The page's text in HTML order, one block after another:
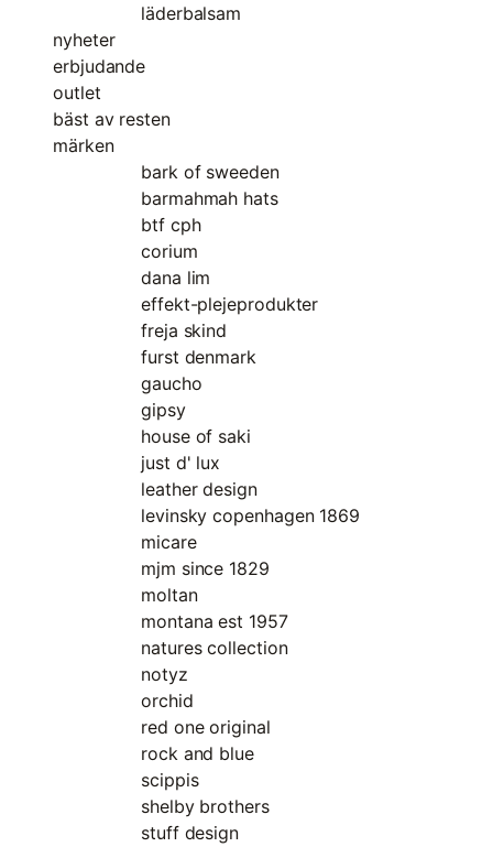
läderbalsam
nyheter
erbjudande
outlet
bäst av resten
märken
bark of sweeden
barmahmah hats
btf cph
corium
dana lim
effekt-plejeprodukter
freja skind
furst denmark
gaucho
gipsy
house of saki
just d' lux
leather design
levinsky copenhagen 1869
micare
mjm since 1829
moltan
montana est 1957
natures collection
notyz
orchid
red one original
rock and blue
scippis
shelby brothers
stuff design